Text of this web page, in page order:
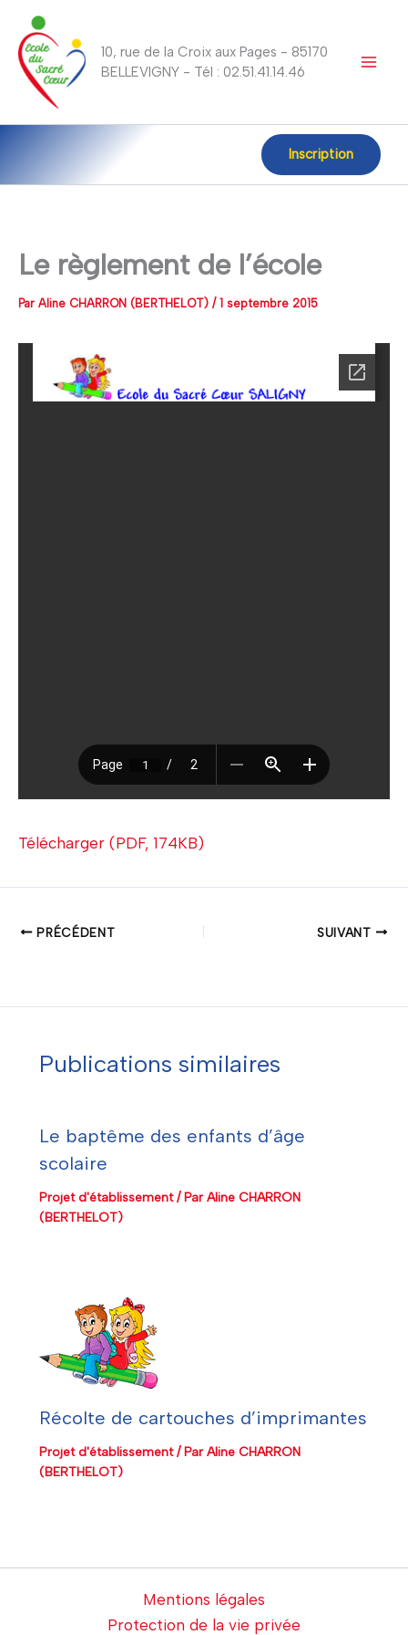
contenu
10, rue de la Croix aux Pages - 85170
BELLEVIGNY - Tél : 02.51.41.14.46
Inscription
Le règlement de l’école
Par Aline CHARRON (BERTHELOT) / 1 septembre 2015
Télécharger (PDF, 174KB)
PRÉCÉDENT SUIVANT
Publications similaires
Le baptême des enfants d’âge
scolaire
Projet d'établissement/ ParAline CHARRON
(BERTHELOT)
Récolte de cartouches d’imprimantes
Projet d'établissement/ ParAline CHARRON
(BERTHELOT)
Mentions légales
Protection de la vie privée